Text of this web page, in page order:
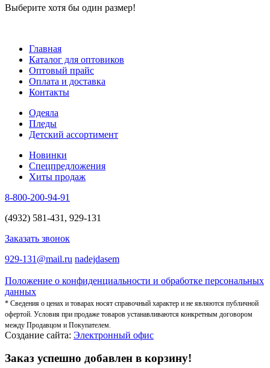
Выберите хотя бы один размер!
Главная
Каталог для оптовиков
Оптовый прайс
Оплата и доставка
Контакты
Одеяла
Пледы
Детский ассортимент
Новинки
Спецпредложения
Хиты продаж
8-800-200-94-91
(4932) 581-431, 929-131
Заказать звонок
929-131@mail.ru nadejdasem
Положение о конфиденциальности и обработке персональных
данных
* Сведения о ценах и товарах носят справочный характер и не являются публичной
офертой. Условия при продаже товаров устанавливаются конкретным договором
между Продавцом и Покупателем.
Создание сайта: Электронный офис
Заказ успешно добавлен в корзину!